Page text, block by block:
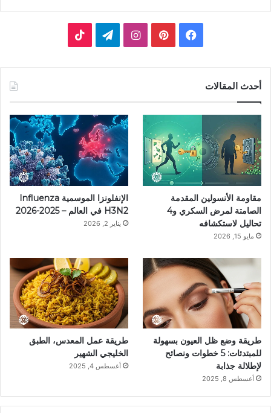
فيسبوكبينتيريستانستقرامتيلقرام
أحدث المقالات
مقاومة الأنسولين المقدمة
الصامتة لمرض السكري و4
تحاليل لاستكشافه
مايو 15, 2026
الإنفلونزا الموسمية Influenza
H3N2 في العالم – 2025-2026
يناير 2, 2026
طريقة وضع ظل العيون بسهولة
للمبتدئات: 5 خطوات ونصائح
لإطلالة جذابة
أغسطس 8, 2025
طريقة عمل المعدس، الطبق
الخليجي الشهير
أغسطس 4, 2025